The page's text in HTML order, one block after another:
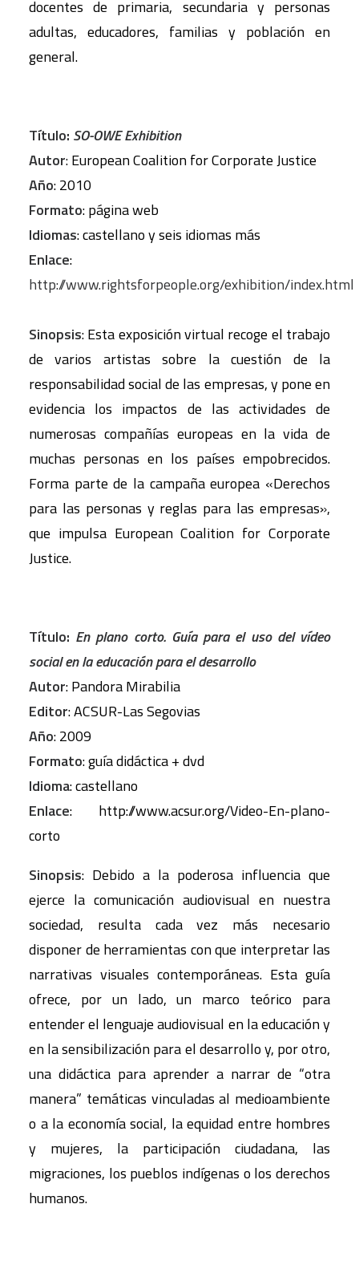
docentes de primaria, secundaria y personas
adultas, educadores, familias y población en
general.
Título: SO-OWE Exhibition
Autor: European Coalition for Corporate Justice
Año: 2010
Formato: página web
Idiomas: castellano y seis idiomas más
Enlace:
http://www.rightsforpeople.org/exhibition/index.html
Sinopsis: Esta exposición virtual recoge el trabajo
de varios artistas sobre la cuestión de la
responsabilidad social de las empresas, y pone en
evidencia los impactos de las actividades de
numerosas compañías europeas en la vida de
muchas personas en los países empobrecidos.
Forma parte de la campaña europea «Derechos
para las personas y reglas para las empresas»,
que impulsa European Coalition for Corporate
Justice.
Título: En plano corto. Guía para el uso del vídeo
social en la educación para el desarrollo
Autor: Pandora Mirabilia
Editor: ACSUR-Las Segovias
Año: 2009
Formato: guía didáctica + dvd
Idioma: castellano
Enlace: http://www.acsur.org/Video-En-plano-
corto
Sinopsis: Debido a la poderosa influencia que
ejerce la comunicación audiovisual en nuestra
sociedad, resulta cada vez más necesario
disponer de herramientas con que interpretar las
narrativas visuales contemporáneas. Esta guía
ofrece, por un lado, un marco teórico para
entender el lenguaje audiovisual en la educación y
en la sensibilización para el desarrollo y, por otro,
una didáctica para aprender a narrar de “otra
manera” temáticas vinculadas al medioambiente
o a la economía social, la equidad entre hombres
y mujeres, la participación ciudadana, las
migraciones, los pueblos indígenas o los derechos
humanos.